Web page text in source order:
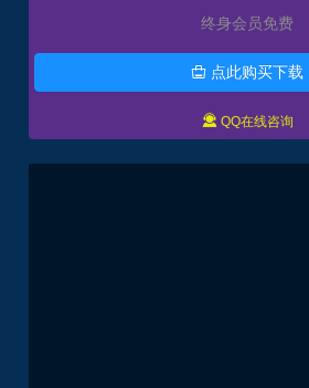
终身会员免费
 点此购买下载
 QQ在线咨询